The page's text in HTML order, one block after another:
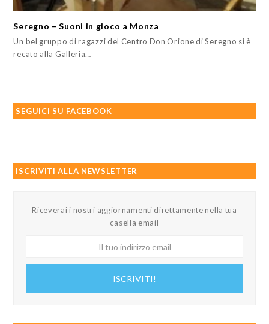
Seregno – Suoni in gioco a Monza
Un bel gruppo di ragazzi del Centro Don Orione di Seregno si è
recato alla Galleria…
SEGUICI SU FACEBOOK
ISCRIVITI ALLA NEWSLETTER
Riceverai i nostri aggiornamenti direttamente nella tua
casella email
ISCRIVITI!